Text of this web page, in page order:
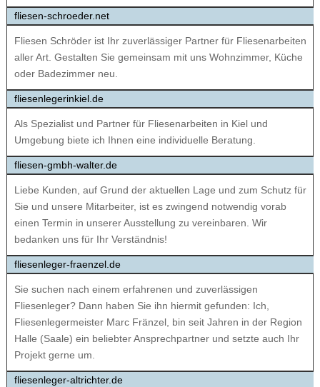
fliesen-schroeder.net
Fliesen Schröder ist Ihr zuverlässiger Partner für Fliesenarbeiten
aller Art. Gestalten Sie gemeinsam mit uns Wohnzimmer, Küche
oder Badezimmer neu.
fliesenlegerinkiel.de
Als Spezialist und Partner für Fliesenarbeiten in Kiel und
Umgebung biete ich Ihnen eine individuelle Beratung.
fliesen-gmbh-walter.de
Liebe Kunden, auf Grund der aktuellen Lage und zum Schutz für
Sie und unsere Mitarbeiter, ist es zwingend notwendig vorab
einen Termin in unserer Ausstellung zu vereinbaren. Wir
bedanken uns für Ihr Verständnis!
fliesenleger-fraenzel.de
Sie suchen nach einem erfahrenen und zuverlässigen
Fliesenleger? Dann haben Sie ihn hiermit gefunden: Ich,
Fliesenlegermeister Marc Fränzel, bin seit Jahren in der Region
Halle (Saale) ein beliebter Ansprechpartner und setzte auch Ihr
Projekt gerne um.
fliesenleger-altrichter.de